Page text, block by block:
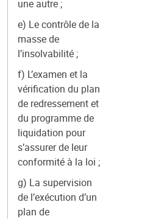
une autre ;
e) Le contrôle de la
masse de
l’insolvabilité ;
f) L’examen et la
vérification du plan
de redressement et
du programme de
liquidation pour
s’assurer de leur
conformité à la loi ;
g) La supervision
de l’exécution d’un
plan de